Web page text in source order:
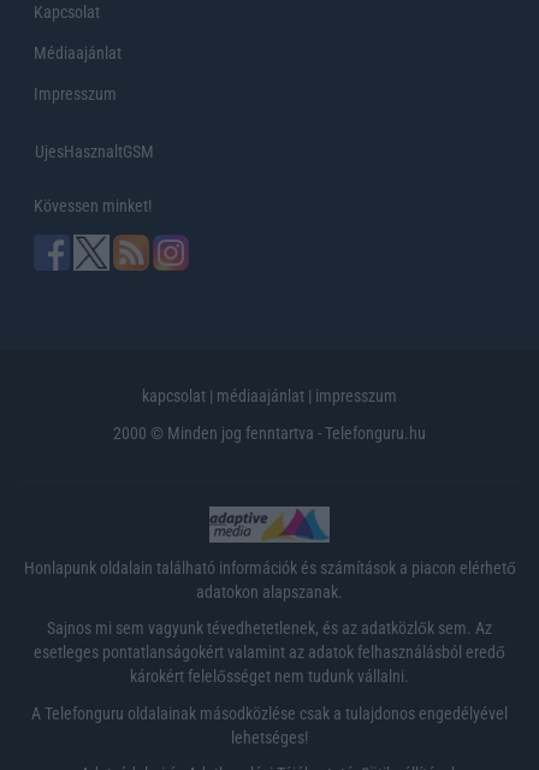
Kapcsolat
Médiaajánlat
Impresszum
UjesHasznaltGSM
Kövessen minket!
kapcsolat | médiaajánlat | impresszum
2000 © Minden jog fenntartva - Telefonguru.hu
Honlapunk oldalain található információk és számítások a piacon elérhető
adatokon alapszanak.
Sajnos mi sem vagyunk tévedhetetlenek, és az adatközlők sem. Az
esetleges pontatlanságokért valamint az adatok felhasználásból eredő
károkért felelősséget nem tudunk vállalni.
A Telefonguru oldalainak másodközlése csak a tulajdonos engedélyével
lehetséges!